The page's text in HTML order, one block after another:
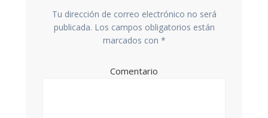
Tu dirección de correo electrónico no será
publicada. Los campos obligatorios están
marcados con *
Comentario